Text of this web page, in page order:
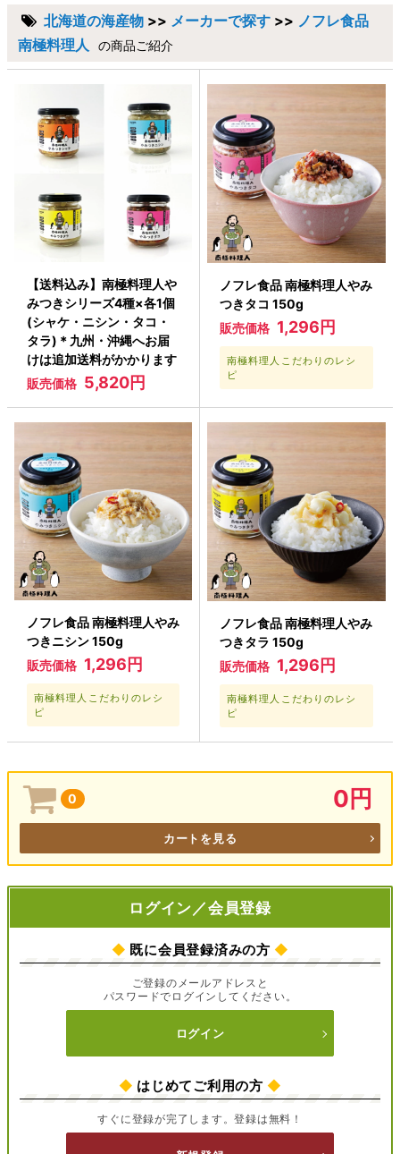
北海道の海産物 >> メーカーで探す >> ノフレ食品
南極料理人
の商品ご紹介
【送料込み】南極料理人や
みつきシリーズ4種×各1個
(シャケ・ニシン・タコ・
タラ)＊九州・沖縄へお届
けは追加送料がかかります
販売価格 5,820円
ノフレ食品 南極料理人やみ
つきタコ 150g
販売価格 1,296円
南極料理人こだわりのレシ
ピ
ノフレ食品 南極料理人やみ
つきニシン 150g
販売価格 1,296円
南極料理人こだわりのレシ
ピ
ノフレ食品 南極料理人やみ
つきタラ 150g
販売価格 1,296円
南極料理人こだわりのレシ
ピ
0 0円
カートを見る
ログイン／会員登録
◆ 既に会員登録済みの方 ◆
ご登録のメールアドレスと
パスワードでログインしてください。
ログイン
◆ はじめてご利用の方 ◆
すぐに登録が完了します。登録は無料！